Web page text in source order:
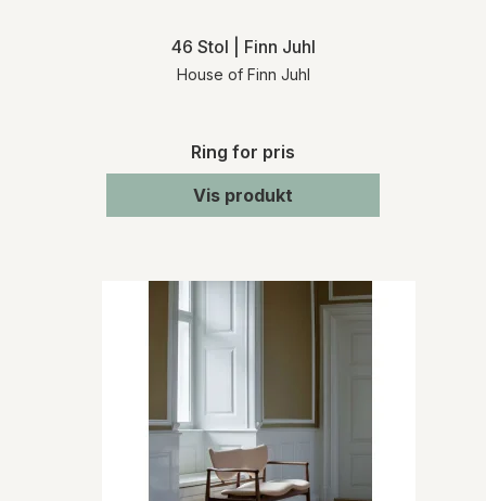
46 Stol | Finn Juhl
House of Finn Juhl
Ring for pris
Vis produkt